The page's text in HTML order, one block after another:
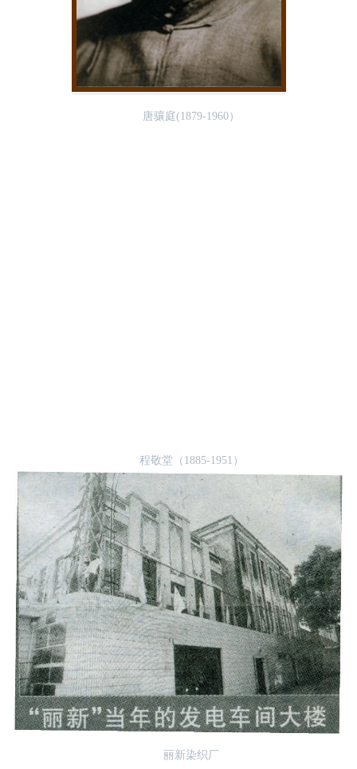
唐骧庭(1879-1960）
程敬堂（1885-1951）
丽新染织厂